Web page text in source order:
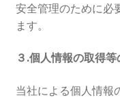
安全管理のために必
ます。
３.個人情報の取得
当社による個人情報